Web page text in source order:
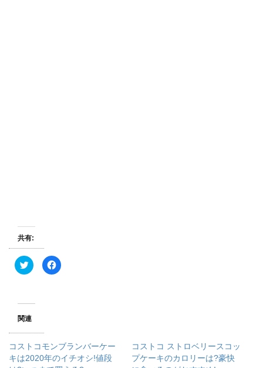
共有:
ク
リ
T
i
t
r
で
共
F
a
る
に
は
関連
コストコモンブランバーケー
キは2020年のイチオシ!値段
コストコ ストロベリースコッ
プケーキのカロリーは?豪快